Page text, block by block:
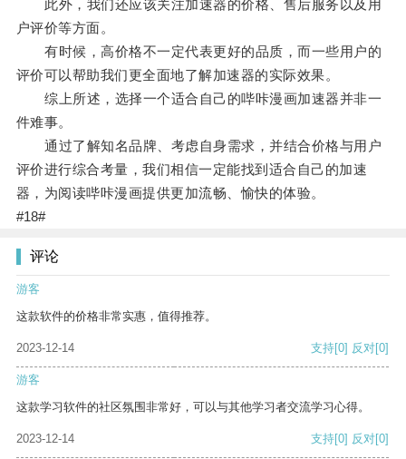
此外，我们还应该关注加速器的价格、售后服务以及用
户评价等方面。
有时候，高价格不一定代表更好的品质，而一些用户的
评价可以帮助我们更全面地了解加速器的实际效果。
综上所述，选择一个适合自己的哔咔漫画加速器并非一
件难事。
通过了解知名品牌、考虑自身需求，并结合价格与用户
评价进行综合考量，我们相信一定能找到适合自己的加速
器，为阅读哔咔漫画提供更加流畅、愉快的体验。
#18#
评论
游客
这款软件的价格非常实惠，值得推荐。
2023-12-14 支持[0] 反对[0]
游客
这款学习软件的社区氛围非常好，可以与其他学习者交流学习心得。
2023-12-14 支持[0] 反对[0]